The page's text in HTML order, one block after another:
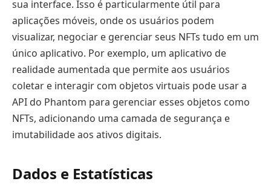
sua interface. Isso é particularmente útil para
aplicações móveis, onde os usuários podem
visualizar, negociar e gerenciar seus NFTs tudo em um
único aplicativo. Por exemplo, um aplicativo de
realidade aumentada que permite aos usuários
coletar e interagir com objetos virtuais pode usar a
API do Phantom para gerenciar esses objetos como
NFTs, adicionando uma camada de segurança e
imutabilidade aos ativos digitais.
Dados e Estatísticas